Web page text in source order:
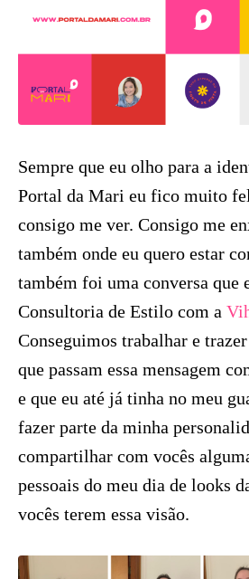
Sempre que eu olho para a
Portal da Mari eu fico muito
consigo me ver. Consigo me
também onde eu quero estar
também foi uma conversa que
Consultoria de Estilo com a
Conseguimos trabalhar e
que passam essa mensagem
e que eu até já tinha no meu
fazer parte da minha
compartilhar com vocês
pessoais do meu dia de looks
vocês terem essa visão.